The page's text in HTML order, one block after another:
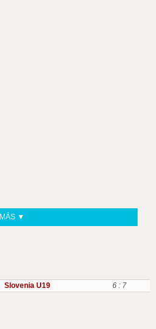
MÁS ▼
Slovenia U19 6 : 7